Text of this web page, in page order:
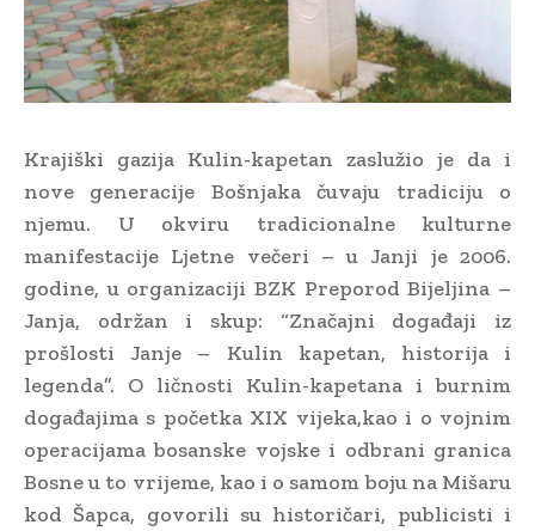
Krajiški gazija Kulin-kapetan zaslužio je da i
nove generacije Bošnjaka čuvaju tradiciju o
njemu. U okviru tradicionalne kulturne
manifestacije Ljetne večeri – u Janji je 2006.
godine, u organizaciji BZK Preporod Bijeljina –
Janja, održan i skup: “Značajni događaji iz
prošlosti Janje – Kulin kapetan, historija i
legenda”. O ličnosti Kulin-kapetana i burnim
događajima s početka XIX vijeka,kao i o vojnim
operacijama bosanske vojske i odbrani granica
Bosne u to vrijeme, kao i o samom boju na Mišaru
kod Šapca, govorili su historičari, publicisti i